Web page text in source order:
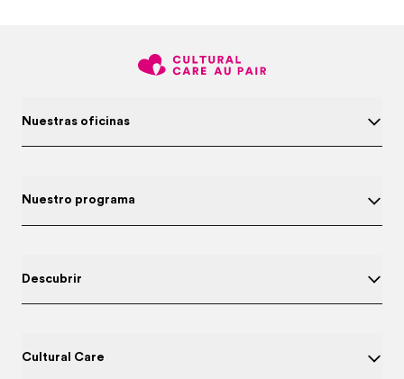
Nuestras oficinas
Nuestro programa
Descubrir
Cultural Care